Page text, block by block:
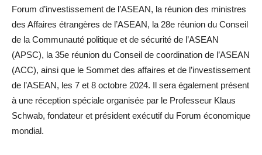
Forum d’investissement de l’ASEAN, la réunion des ministres
des Affaires étrangères de l’ASEAN, la 28e réunion du Conseil
de la Communauté politique et de sécurité de l’ASEAN
(APSC), la 35e réunion du Conseil de coordination de l’ASEAN
(ACC), ainsi que le Sommet des affaires et de l’investissement
de l’ASEAN, les 7 et 8 octobre 2024. Il sera également présent
à une réception spéciale organisée par le Professeur Klaus
Schwab, fondateur et président exécutif du Forum économique
mondial.